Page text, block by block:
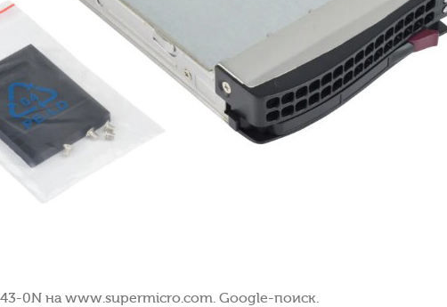
0N на www.supermicro.com. Google-поиск.